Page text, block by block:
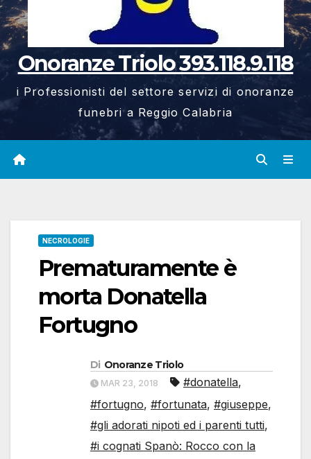
Onoranze Triolo 393.118.9.118
i Professionisti del settore servizi di onoranze
funebri a Reggio Calabria
NECROLOGIE
Prematuramente è
morta Donatella
Fortugno
Di Onoranze Triolo
MAR 23, 2018 #donatella,
#fortugno, #fortunata, #giuseppe,
#gli adorati nipoti ed i parenti tutti,
#i cognati Spanò: Rocco con la